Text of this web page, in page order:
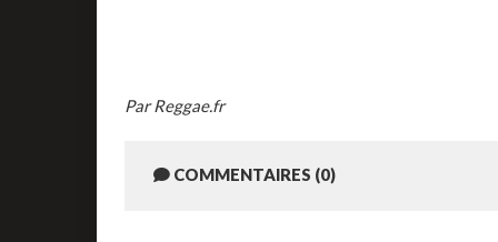
Par Reggae.fr
COMMENTAIRES (0)